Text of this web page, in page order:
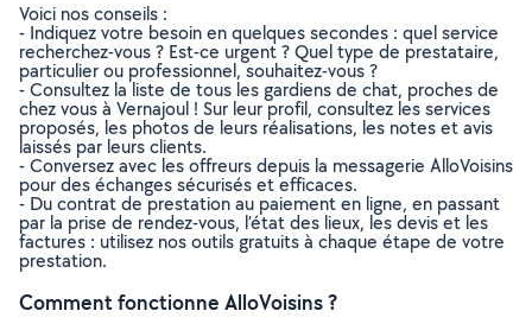
Voici nos conseils :
- Indiquez votre besoin en quelques secondes : quel service
recherchez-vous ? Est-ce urgent ? Quel type de prestataire,
particulier ou professionnel, souhaitez-vous ?
- Consultez la liste de tous les gardiens de chat, proches de
chez vous à Vernajoul ! Sur leur profil, consultez les services
proposés, les photos de leurs réalisations, les notes et avis
laissés par leurs clients.
- Conversez avec les offreurs depuis la messagerie AlloVoisins
pour des échanges sécurisés et efficaces.
- Du contrat de prestation au paiement en ligne, en passant
par la prise de rendez-vous, l’état des lieux, les devis et les
factures : utilisez nos outils gratuits à chaque étape de votre
prestation.
Comment fonctionne AlloVoisins ?